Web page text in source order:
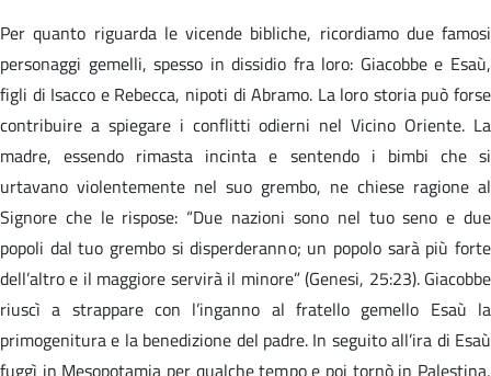
Per quanto riguarda le vicende bibliche, ricordiamo due famosi
personaggi gemelli, spesso in dissidio fra loro: Giacobbe e Esaù,
figli di Isacco e Rebecca, nipoti di Abramo. La loro storia può forse
contribuire a spiegare i conflitti odierni nel Vicino Oriente. La
madre, essendo rimasta incinta e sentendo i bimbi che si
urtavano violentemente nel suo grembo, ne chiese ragione al
Signore che le rispose: “Due nazioni sono nel tuo seno e due
popoli dal tuo grembo si disperderanno; un popolo sarà più forte
dell’altro e il maggiore servirà il minore” (Genesi, 25:23). Giacobbe
riuscì a strappare con l’inganno al fratello gemello Esaù la
primogenitura e la benedizione del padre. In seguito all’ira di Esaù
fuggì in Mesopotamia per qualche tempo e poi tornò in Palestina,